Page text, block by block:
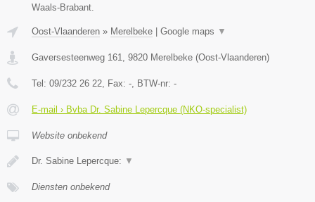
Waals-Brabant.
Oost-Vlaanderen » Merelbeke Google maps ▼
Gaversesteenweg 161 9820 Merelbeke (Oost-Vlaanderen)
Tel: 09/232 26 22 , Fax: - , BTW-nr: -
E-mail › Bvba Dr. Sabine Lepercque (NKO-specialist)
Website onbekend
Dr. Sabine Lepercque: ▼
Diensten onbekend